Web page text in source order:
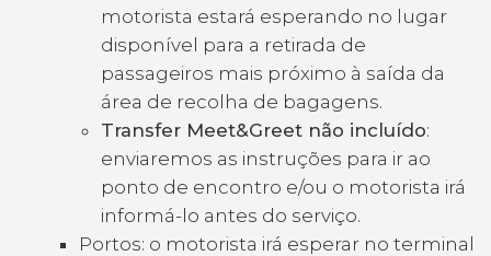
motorista estará esperando no lugar
disponível para a retirada de
passageiros mais próximo à saída da
área de recolha de bagagens.
Transfer Meet&Greet não incluído:
enviaremos as instruções para ir ao
ponto de encontro e/ou o motorista irá
informá-lo antes do serviço.
Portos: o motorista irá esperar no terminal